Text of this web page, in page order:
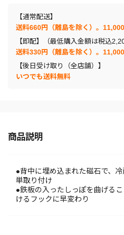
【通常配送】
送料660円（離島を除く）。
【即配】（最低購入金額は税込
送料330円（離島を除く）。
【後日受け取り（全店舗）】
いつでも送料無料
商品説明
●背中に埋め込まれた磁石で、
単取り付け
●鉄板の入ったしっぽを曲げる
けるフックに早変わり